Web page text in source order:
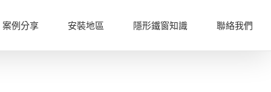
案例分享 安裝地區 隱形鐵窗知識 聯絡我們